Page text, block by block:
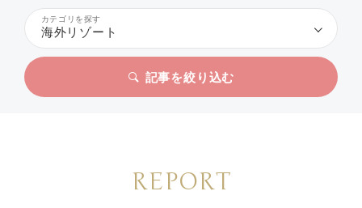
カテゴリを探す
海外リゾート
記事を絞り込む
REPORT